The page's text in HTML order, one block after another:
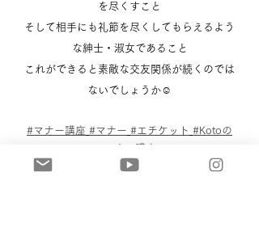
を尽くすこと
そして相手にも礼節を尽くしてもらえるよう
な紳士・淑女であること
これができると素敵な交友関係が続くのでは
ないでしょうか☺️
#マナー講座 #マナー #エチケット #Kotoの
Academic